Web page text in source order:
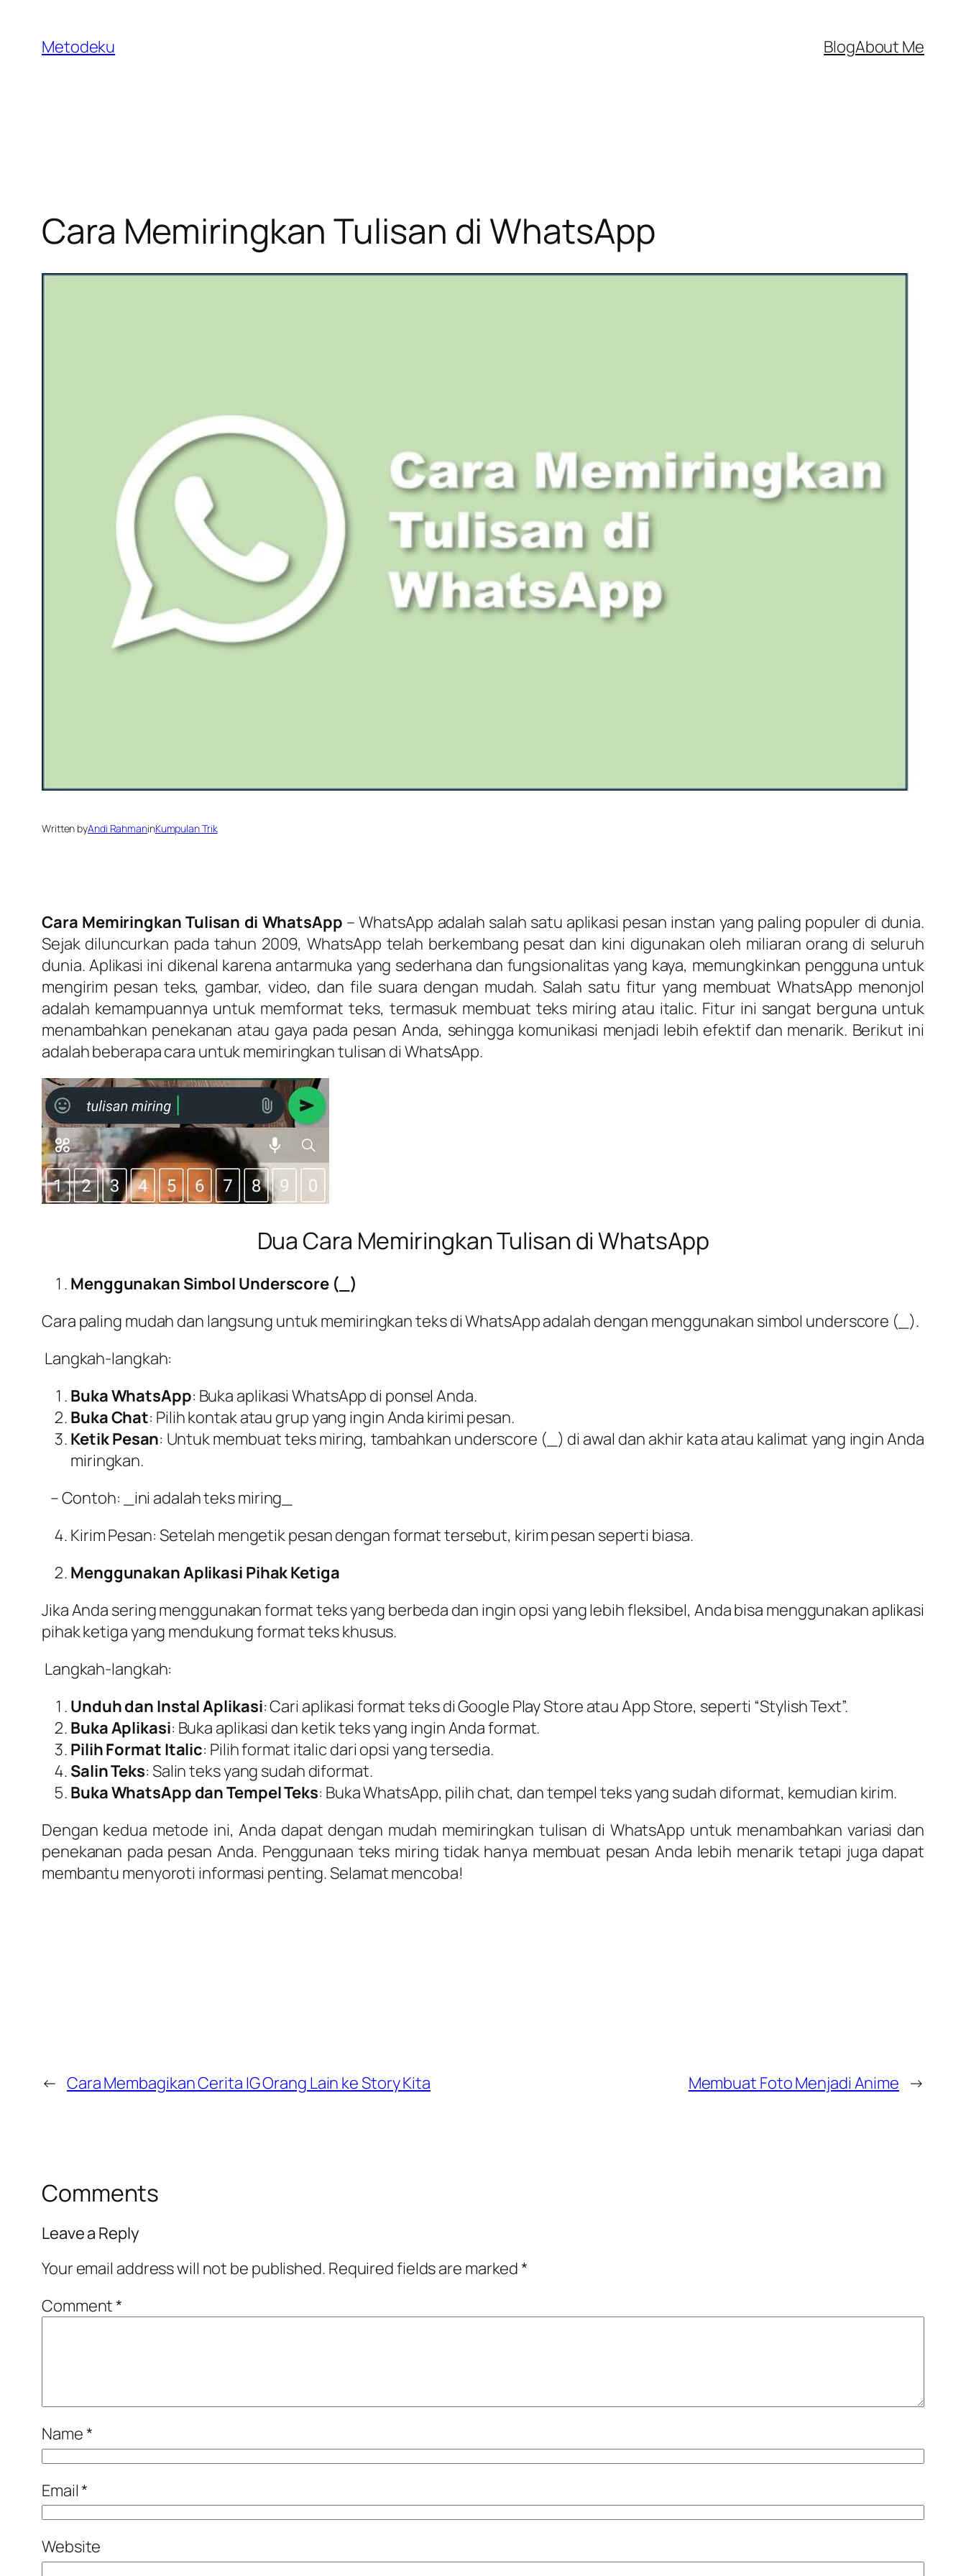
content
Metodeku BlogAbout Me
Cara Memiringkan Tulisan di WhatsApp
Written byAndi RahmaninKumpulan Trik
Cara Memiringkan Tulisan di WhatsApp – WhatsApp adalah salah satu aplikasi pesan instan yang paling populer di dunia.
Sejak diluncurkan pada tahun 2009, WhatsApp telah berkembang pesat dan kini digunakan oleh miliaran orang di seluruh
dunia. Aplikasi ini dikenal karena antarmuka yang sederhana dan fungsionalitas yang kaya, memungkinkan pengguna untuk
mengirim pesan teks, gambar, video, dan file suara dengan mudah. Salah satu fitur yang membuat WhatsApp menonjol
adalah kemampuannya untuk memformat teks, termasuk membuat teks miring atau italic. Fitur ini sangat berguna untuk
menambahkan penekanan atau gaya pada pesan Anda, sehingga komunikasi menjadi lebih efektif dan menarik. Berikut ini
adalah beberapa cara untuk memiringkan tulisan di WhatsApp.
Dua Cara Memiringkan Tulisan di WhatsApp
Menggunakan Simbol Underscore (_)
Cara paling mudah dan langsung untuk memiringkan teks di WhatsApp adalah dengan menggunakan simbol underscore (_).
Langkah-langkah:
Buka WhatsApp: Buka aplikasi WhatsApp di ponsel Anda.
Buka Chat: Pilih kontak atau grup yang ingin Anda kirimi pesan.
Ketik Pesan: Untuk membuat teks miring, tambahkan underscore (_) di awal dan akhir kata atau kalimat yang ingin Anda
miringkan.
– Contoh: _ini adalah teks miring_
Kirim Pesan: Setelah mengetik pesan dengan format tersebut, kirim pesan seperti biasa.
Menggunakan Aplikasi Pihak Ketiga
Jika Anda sering menggunakan format teks yang berbeda dan ingin opsi yang lebih fleksibel, Anda bisa menggunakan aplikasi
pihak ketiga yang mendukung format teks khusus.
Langkah-langkah:
Unduh dan Instal Aplikasi: Cari aplikasi format teks di Google Play Store atau App Store, seperti “Stylish Text”.
Buka Aplikasi: Buka aplikasi dan ketik teks yang ingin Anda format.
Pilih Format Italic: Pilih format italic dari opsi yang tersedia.
Salin Teks: Salin teks yang sudah diformat.
Buka WhatsApp dan Tempel Teks: Buka WhatsApp, pilih chat, dan tempel teks yang sudah diformat, kemudian kirim.
Dengan kedua metode ini, Anda dapat dengan mudah memiringkan tulisan di WhatsApp untuk menambahkan variasi dan
penekanan pada pesan Anda. Penggunaan teks miring tidak hanya membuat pesan Anda lebih menarik tetapi juga dapat
membantu menyoroti informasi penting. Selamat mencoba!
← Cara Membagikan Cerita IG Orang Lain ke Story Kita Membuat Foto Menjadi Anime →
Comments
Leave a Reply
Your email address will not be published. Required fields are marked*
Comment*
Name*
Email*
Website